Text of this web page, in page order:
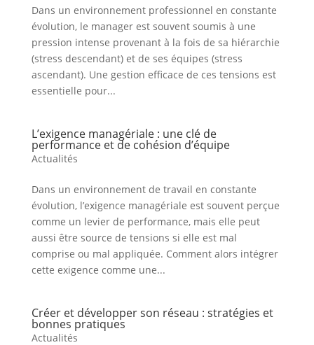
Dans un environnement professionnel en constante
évolution, le manager est souvent soumis à une
pression intense provenant à la fois de sa hiérarchie
(stress descendant) et de ses équipes (stress
ascendant). Une gestion efficace de ces tensions est
essentielle pour...
L’exigence managériale : une clé de
performance et de cohésion d’équipe
Actualités
Dans un environnement de travail en constante
évolution, l’exigence managériale est souvent perçue
comme un levier de performance, mais elle peut
aussi être source de tensions si elle est mal
comprise ou mal appliquée. Comment alors intégrer
cette exigence comme une...
Créer et développer son réseau : stratégies et
bonnes pratiques
Actualités